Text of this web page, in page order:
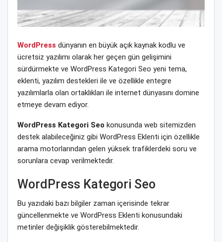
WordPress dünyanın en büyük açık kaynak kodlu ve
ücretsiz yazılımı olarak her geçen gün gelişimini
sürdürmekte ve WordPress Kategori Seo yeni tema,
eklenti, yazılım destekleri ile ve özellikle entegre
yazılımlarla olan ortaklıkları ile internet dünyasını domine
etmeye devam ediyor.
WordPress Kategori Seo konusunda web sitemizden
destek alabileceğiniz gibi WordPress Eklenti için özellikle
arama motorlarından gelen yüksek trafiklerdeki soru ve
sorunlara cevap verilmektedir.
WordPress Kategori Seo
Bu yazıdaki bazı bilgiler zaman içerisinde tekrar
güncellenmekte ve WordPress Eklenti konusundaki
metinler değişiklik gösterebilmektedir.